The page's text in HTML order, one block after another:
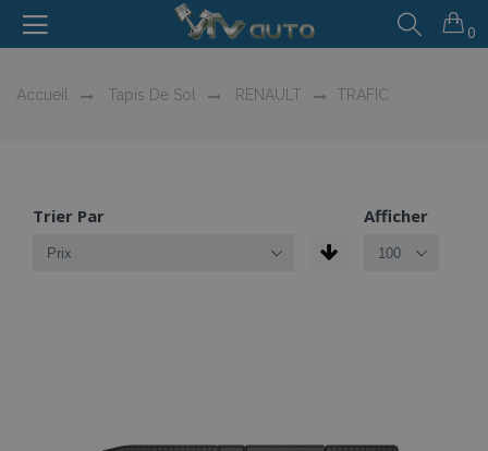
0
Accueil Tapis De Sol RENAULT TRAFIC
Trier Par Afficher